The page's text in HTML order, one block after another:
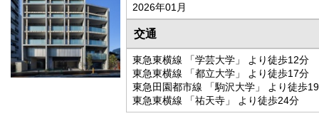
2026年01月
交通
東急東横線 「学芸大学」 より徒歩12分
東急東横線 「都立大学」 より徒歩17分
東急田園都市線 「駒沢大学」 より徒歩
東急東横線 「祐天寺」 より徒歩24分